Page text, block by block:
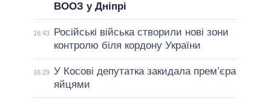
ВООЗ у Дніпрі
16:43
Російські війська створили нові зони
контролю біля кордону України
16:29 У Косові депутатка закидала прем’єра
яйцями